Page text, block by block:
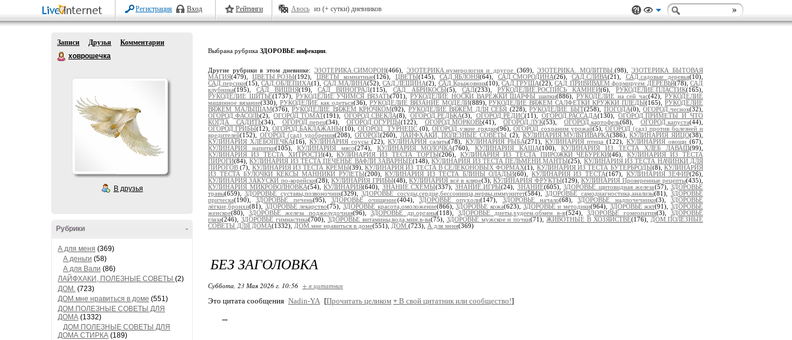
Регистрация Вход Рейтинги Авось из (+ сутки) дневников
Записи Друзья
Комментарии
ховрошечка
В друзья
-
Рубрики
А для меня (369)
А деньги (58)
А для Вали (86)
ЛАЙФХАКИ, ПОЛЕЗНЫЕ СОВЕТЫ (2)
ДОМ. (723)
ДОМ.мне нравиться в доме (551)
ДОМ.ПОЛЕЗНЫЕ СОВЕТЫ ДЛЯ
ДОМА (1332)
ДОМ.ПОЛЕЗНЫЕ СОВЕТЫ ДЛЯ
ДОМА СТИРКА (189)
Выбрана рубрика ЗДОРОВЬЕ инфекции
Другие рубрики в этом дневнике:ЭЗОТЕРИКА.СИМОРОН(466), ЭЗОТЕРИКА.нумерология и другое (369),ЭЗОТЕРИКА. МОЛИТВЫ. (98),ЭЗОТЕРИКА БЫТОВАЯ
МАГИЯ(479),ЦВЕТЫ.РОЗЫ(192), ЦВЕТЫ комнатные(126), ЦВЕТЫ(145),САД.ЯБЛОНЯ(64), САД.СМОРОДИНА(26),САД.СЛИВА(21), САД.садовые деревья(10),
САД.персики(15),САД.ОБЛЕПИХА(1), САД.МАЛИНА(52),САД.ЛЕЩИНА(2), САД.Крыжовник(10),САД.ГРУША(22),САД ПРИВИВАЕМ формируем ДЕРЕВЬЯ(78),САД
клубника(195),САД ВИШНЯ(19),САД ВИНОГРАД(115), САД АБРИКОСЫ(5), САД(233), РУКОДЕЛИЕ.РОСПИСЬ КАМНЕЙ(6),РУКОДЕЛИЕ.ПЛАСТИК(165),
РУКОДЕЛИЕ ШИТЬЁ(1737), РУКОДЕЛИЕ УЧИМСЯ ВЯЗАТЬ(701), РУКОДЕЛИЕ НОСКИ ВАРЕЖКИ ШАРФЫ шапки(886), РУКОДЕЛИЕ на сей час(42),РУКОДЕЛИЕ
машинное вязание(330), РУКОДЕЛИЕ как одеться(36), РУКОДЕЛИЕ ВЯЗАНИЕ МОДЕЛИ(889),РУКОДЕЛИЕ ВЯЖЕМ САЛФЕТКИ КРУЖКИ ПЛЕДЫ(165),РУКОДЕЛИЕ
ВЯЖЕМ МАЛЫШАМ(376),РУКОДЕЛИЕ ВЯЖЕМ КРЮЧКОМ(92), РУКОДЕЛИЕ ВЯЖЕМ ДЛЯ СЕБЯ (228),РУКОДЕЛИЕ БЫТ(258), ПОГОДА(0),ОГОРОД.чеснок(32),
ОГОРОД.ФАСОЛЬ(2),ОГОРОД.ТОМАТ(191),ОГОРОД.СВЕКЛА(8),ОГОРОД.РЕДЬКА(3), ОГОРОД.РЕДИС(11), ОГОРОД.РАССАДА(130), ОГОРОД.ПРИМЕТЫ И ЧТО
КОГДА САДИТЬ(34), ОГОРОД.перец(34), ОГОРОД.ОГУРЦЫ(122), ОГОРОД.МОРКОВЬ(41), ОГОРОД.ЛУК(53), ОГОРОД.картофель(68), ОГОРОД.капуста(44),
ОГОРОД.ГРИБЫ(12),ОГОРОД.БАКЛАЖАНЫ(10),ОГОРОД. ТУРНЕПС(0),ОГОРОД узкие грядки(96), ОГОРОД сохраним урожай(5), ОГОРОД (сад) против болезней и
вредителей(152), ОГОРОД (сад) удобрения(208), ОГОРОД(260), ЛАЙФХАКИ, ПОЛЕЗНЫЕ СОВЕТЫ (2), КУЛИНАРИЯ.МУЛЬТИВАРКА(386),КУЛИНАРИЯ ЯЙЦО(38),
КУЛИНАРИЯ ХЛЕБОПЕЧКА(16),КУЛИНАРИЯ соусы(22),КУЛИНАРИЯ салаты(78), КУЛИНАРИЯ РЫБА(271), КУЛИНАРИЯ птица (122), КУЛИНАРИЯ овощи(67),
КУЛИНАРИЯ напитки(105),КУЛИНАРИЯ мясо(274), КУЛИНАРИЯ МОЛОЧКА(760),КУЛИНАРИЯ КАША(100),КУЛИНАРИЯ ИЗ ТЕСТА ХЛЕБ ЛАВАШ(99),
КУЛИНАРИЯ ИЗ ТЕСТА ХИТРОСТИ(4),КУЛИНАРИЯ ИЗ ТЕСТА ТОРТЫ(206), КУЛИНАРИЯ ИЗ ТЕСТА ПИРОЖКИ ЧЕБУРЕКИ(46),КУЛИНАРИЯ ИЗ ТЕСТА
ПИРОГИ(84),КУЛИНАРИЯ ИЗ ТЕСТА ПЕЧЕНЬЕ ВАФЛИ ЗАВАРНЫЕ(148),КУЛИНАРИЯ ИЗ ТЕСТА ПЕЛЬМЕНИ,МАНТЫ(25), КУЛИНАРИЯ ИЗ ТЕСТА НАЧИНКИ ДЛЯ
ПИРОГОВ(7), КУЛИНАРИЯ ИЗ ТЕСТА КРЕМЫ(39), КУЛИНАРИЯ ИЗ ТЕСТА В СЕЛЕКОНОВЫХ ФОРМАХ(1), КУЛИНАРИЯ ИЗ ТЕСТА БУТЕРБРОДЫ(8), КУЛИНАРИЯ
ИЗ ТЕСТА БУЛОЧКИ КЕКСЫ МАННИКИ РУЛЕТЫ(200),КУЛИНАРИЯ ИЗ ТЕСТА БЛИНЫ ОЛАДЬИ(60), КУЛИНАРИЯ ИЗ ТЕСТА(167), КУЛИНАРИЯ ЗЕФИР(26),
КУЛИНАРИЯ ЗАКУСКИ по-корейски(28),КУЛИНАРИЯ ГРИБЫ(48),КУЛИНАРИЯ всё в кляре(3),КУЛИНАРИЯ ФРУКТЫ(129),КУЛИНАРИЯ Проверенные рецепты(435),
КУЛИНАРИЯ МИКРОВОЛНОВКА(54),КУЛИНАРИЯ(640), ЗНАНИЕ.СХЕМЫ(337),ЗНАНИЕ.ИГРЫ(24), ЗНАНИЕ(605),ЗДОРОВЬЕ щитовидная железа(57),ЗДОРОВЬЕ
травы(659),ЗДОРОВЬЕ суставы,позвоночник(329),ЗДОРОВЬЕ сосуды,сердце,бессонница,нервы,иммунитет(584),ЗДОРОВЬЕ самодиагностика,анализы(81),ЗДОРОВЬЕ
прическа(190),ЗДОРОВЬЕ печень(95),ЗДОРОВЬЕ очищение(404), ЗДОРОВЬЕ опухоли(147), ЗДОРОВЬЕ начало(68),ЗДОРОВЬЕ надпочечники(3),ЗДОРОВЬЕ
лёгкие,бронхи(81), ЗДОРОВЬЕ лекарство(75),ЗДОРОВЬЕ красота,омоложение(866),ЗДОРОВЬЕ кожа(623), ЗДОРОВЬЕ и методики(964), ЗДОРОВЬЕ жкт(91),ЗДОРОВЬЕ
женское(80),ЗДОРОВЬЕ железа поджелудочная(96), ЗДОРОВЬЕ др.органы(118),ЗДОРОВЬЕ диеты,худеем,обмен в-в(524), ЗДОРОВЬЕ гомеопатия(3),ЗДОРОВЬЕ
глаза(246), ЗДОРОВЬЕ гимнастика(700), ЗДОРОВЬЕ витамины,вода,мин.в-ва(75), ЗДОРОВЬЕ мужское и почки(71),ЖИВОТНЫЕ В ХОЗЯЙСТВЕ(176), ДОМ.ПОЛЕЗНЫЕ
СОВЕТЫ ДЛЯ ДОМА(1332), ДОМ.мне нравиться в доме(551), ДОМ. (723), А для меня(369)
БЕЗ ЗАГОЛОВКА
Суббота, 23 Мая 2026 г. 10:56 + в цитатник
Это цитата сообщения Nadin-YA [Прочитать целиком + В свой цитатник или сообщество!]
...